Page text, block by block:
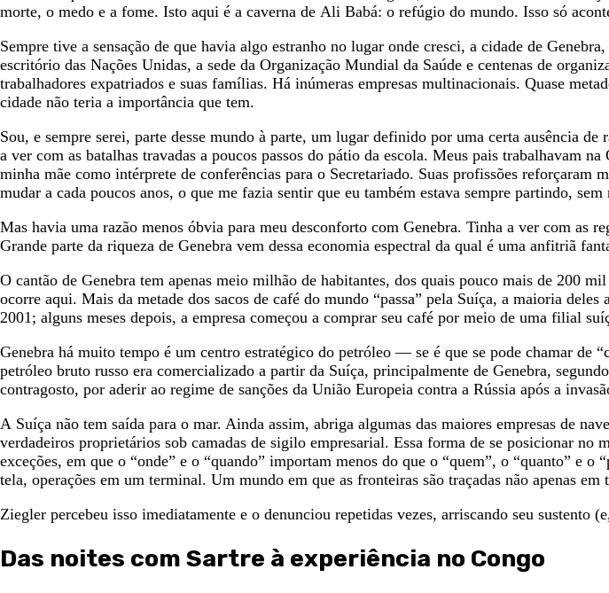
morte, o medo e a fome. Isto aqui é a caverna de Ali Babá: o refúgio do mundo. Isso só
Sempre tive a sensação de que havia algo estranho no lugar onde cresci, a cidade de
escritório das Nações Unidas, a sede da Organização Mundial da Saúde e centenas de
trabalhadores expatriados e suas famílias. Há inúmeras empresas multinacionais. Quase
cidade não teria a importância que tem.
Sou, e sempre serei, parte desse mundo à parte, um lugar definido por uma certa ausência
a ver com as batalhas travadas a poucos passos do pátio da escola. Meus pais trabalhavam
minha mãe como intérprete de conferências para o Secretariado. Suas profissões reforçaram
mudar a cada poucos anos, o que me fazia sentir que eu também estava sempre partindo,
Mas havia uma razão menos óbvia para meu desconforto com Genebra. Tinha a ver com as
Grande parte da riqueza de Genebra vem dessa economia espectral da qual é uma anfitriã
O cantão de Genebra tem apenas meio milhão de habitantes, dos quais pouco mais de 200
ocorre aqui. Mais da metade dos sacos de café do mundo “passa” pela Suíça, a maioria
2001; alguns meses depois, a empresa começou a comprar seu café por meio de uma filial
Genebra há muito tempo é um centro estratégico do petróleo — se é que se pode chamar de
petróleo bruto russo era comercializado a partir da Suíça, principalmente de Genebra,
contragosto, por aderir ao regime de sanções da União Europeia contra a Rússia após a
A Suíça não tem saída para o mar. Ainda assim, abriga algumas das maiores empresas de
verdadeiros proprietários sob camadas de sigilo empresarial. Essa forma de se posicionar
exceções, em que o “onde” e o “quando” importam menos do que o “quem”, o “quanto” e
tela, operações em um terminal. Um mundo em que as fronteiras são traçadas não apenas em
Ziegler percebeu isso imediatamente e o denunciou repetidas vezes, arriscando seu sustento
Das noites com Sartre à experiência no Congo